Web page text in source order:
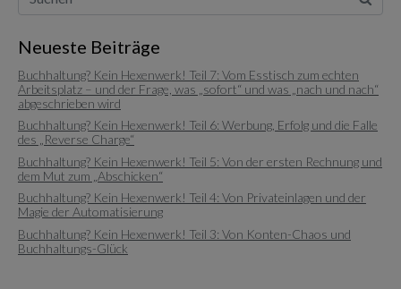
Neueste Beiträge
Buchhaltung? Kein Hexenwerk! Teil 7: Vom Esstisch zum echten
Arbeitsplatz – und der Frage, was „sofort“ und was „nach und nach“
abgeschrieben wird
Buchhaltung? Kein Hexenwerk! Teil 6: Werbung, Erfolg und die Falle
des „Reverse Charge“
Buchhaltung? Kein Hexenwerk! Teil 5: Von der ersten Rechnung und
dem Mut zum „Abschicken“
Buchhaltung? Kein Hexenwerk! Teil 4: Von Privateinlagen und der
Magie der Automatisierung
Buchhaltung? Kein Hexenwerk! Teil 3: Von Konten-Chaos und
Buchhaltungs-Glück